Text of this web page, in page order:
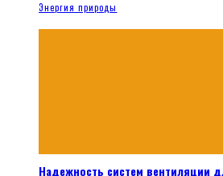
Энергия природы
Надежность систем вентиляции